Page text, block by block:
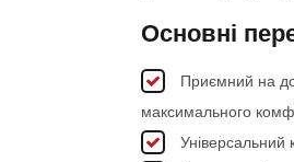
Основні
Приємний на
максимального
Універсальний